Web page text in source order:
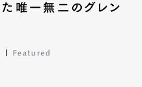
唯一無二のグレン
Featured